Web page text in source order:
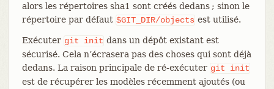
alors les répertoires sha1 sont créés dedans ; sinon le
répertoire par défaut $GIT_DIR/objects est utilisé.
Exécuter git init dans un dépôt existant est
sécurisé. Cela n’écrasera pas des choses qui sont déjà
dedans. La raison principale de ré-exécuter git
init
est de récupérer les modèles récemment ajoutés (ou